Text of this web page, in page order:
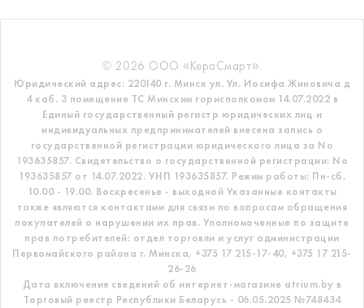
© 2026 ООО «КераСмарт».
Юридический адрес: 220140 г. Минск ул. Ул. Иосифа Жиновича д
4 каб. 3 помещение ТС Минским горисполкомом 14.07.2022 в
Единый государственный регистр юридических лиц и
индивидуальных предпринимателей внесена запись о
государственной регистрации юридического лица за No
193635857. Свидетельство о государственной регистрации: No
193635857 от 14.07.2022. УНП 193635857. Режим работы: Пн-сб.
10.00 - 19.00. Воскресенье - выходной Указанные контакты
также являются контактами для связи по вопросам обращения
покупателей о нарушении их прав. Уполномоченные по защите
прав потребителей: отдел торговли и услуг администрации
Первомайского района г. Минска, +375 17 215-17-40, +375 17 215-
26-26
Дата включения сведений об интернет-магазине atrium.by в
Торговый реестр Республики Беларусь - 06.05.2025 №748434